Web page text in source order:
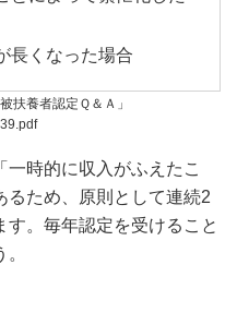
長くなった場合
扶養者認定Ｑ＆Ａ」
時的に収入がふえたこ
るため、原則として連続2
す。毎年認定を受けること